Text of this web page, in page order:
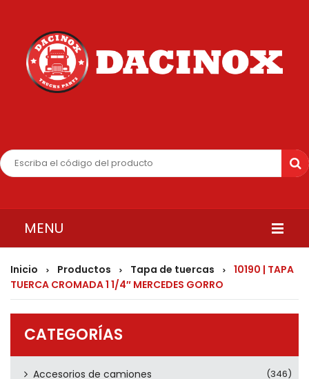
MENU
INICIO
QUIENES SOMOS
Inicio > Productos > Tapa de tuercas >
10190 | TAPA
TUERCA CROMADA 1 1/4″ MERCEDES GORRO
CATEGORÍAS
Accesorios de camiones (346)